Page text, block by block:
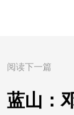
阅读下一篇
蓝山：